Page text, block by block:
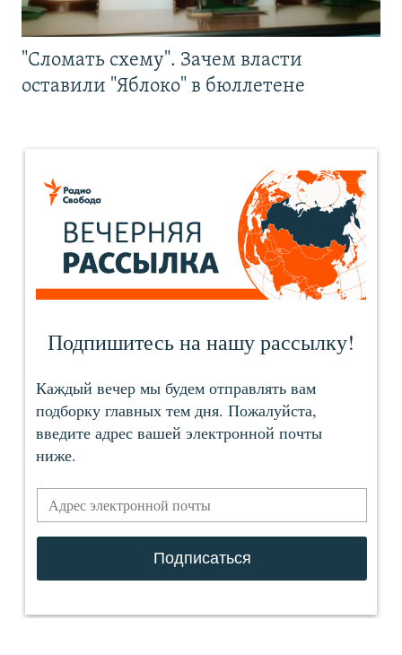
"Сломать схему". Зачем власти
оставили "Яблоко" в бюллетене